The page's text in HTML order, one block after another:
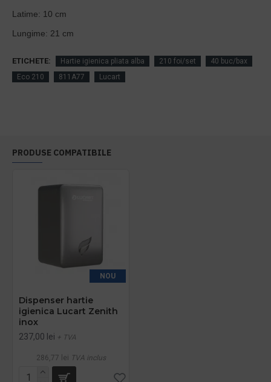
Latime: 10 cm
Lungime: 21 cm
ETICHETE: Hartie igienica pliata alba 210 foi/set
40 buc/bax
Eco 210
811A77 Lucart
PRODUSE COMPATIBILE
NOU
Dispenser hartie
igienica Lucart Zenith
inox
237,00 lei + TVA
286,77 lei TVA inclus